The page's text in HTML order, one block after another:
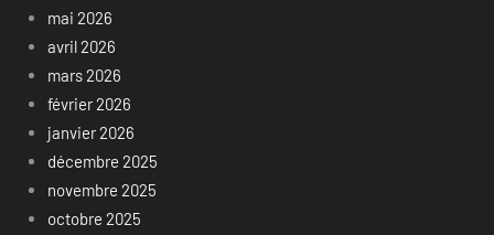
mai 2026
avril 2026
mars 2026
février 2026
janvier 2026
décembre 2025
novembre 2025
octobre 2025